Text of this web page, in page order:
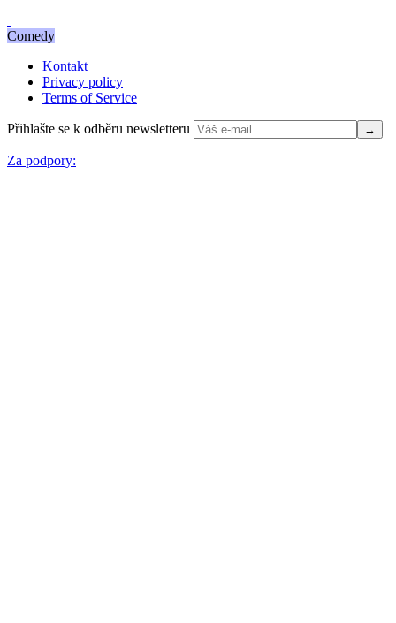
Comedy
Kontakt
Privacy policy
Terms of Service
Přihlašte se k odběru newsletteru
Za podpory: